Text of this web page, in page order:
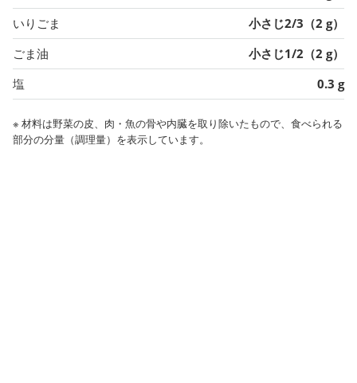
いりごま
小さじ2/3（2 g）
ごま油
小さじ1/2（2 g）
塩
0.3 g
※ 材料は野菜の皮、肉・魚の骨や内臓を取り除いたもので、食べられる
部分の分量（調理量）を表示しています。